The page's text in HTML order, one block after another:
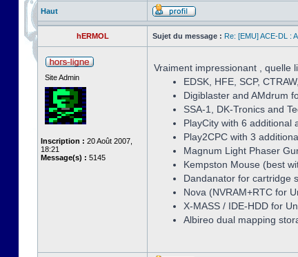
Haut
hERMOL Sujet du message : Re: [EMU] ACE-DL :
Site Admin
Inscription : 20 Août 2007,
18:21
Message(s) : 5145
Vraiment impressionant , quelle
EDSK, HFE, SCP,
Digiblaster and AMdrum
SSA-1, DK-Tronics and
PlayCity with 6 additional
Play2CPC with 3
Magnum Light Phaser
Kempston Mouse (best
Dandanator for cartridge
Nova (NVRAM+RTC for
X-MASS / IDE-HDD for
Albireo dual mapping